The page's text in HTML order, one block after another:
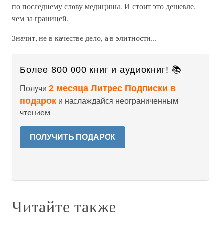
по последнему слову медицины. И стоит это дешевле,
чем за границей.
Значит, не в качестве дело, а в элитности...
Более 800 000 книг и аудиокниг! 📚
Получи 2 месяца Литрес Подписки в
подарок и наслаждайся неограниченным
чтением
ПОЛУЧИТЬ ПОДАРОК
Читайте также